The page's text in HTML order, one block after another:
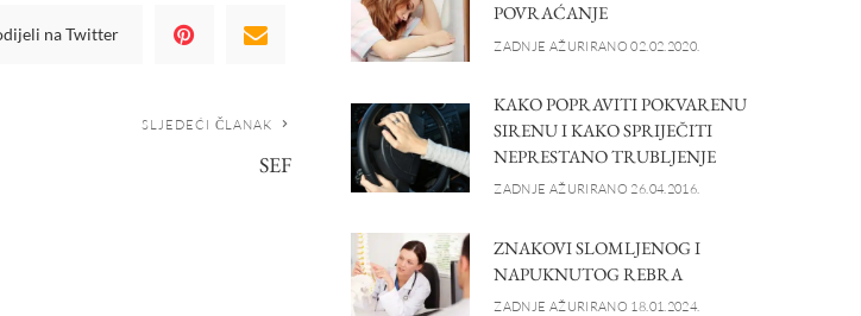
na Twitter
SLJEDEĆI ČLANAK
SEF
POVRAĆANJE
ZADNJE AŽURIRANO 02.02.2020.
KAKO POPRAVITI POKVARENU
SIRENU I KAKO SPRIJEČITI
NEPRESTANO TRUBLJENJE
ZADNJE AŽURIRANO 26.04.2016.
ZNAKOVI SLOMLJENOG I
NAPUKNUTOG REBRA
ZADNJE AŽURIRANO 18.01.2024.